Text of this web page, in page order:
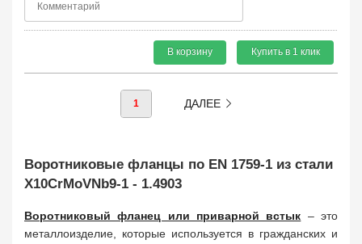
В корзину Купить в 1 клик
1 ДАЛЕЕ
Воротниковые фланцы по EN 1759-1 из стали
X10CrMoVNb9-1 - 1.4903
Воротниковый фланец или приварной встык – это
металлоизделие, которые используется в гражданских и